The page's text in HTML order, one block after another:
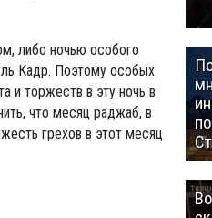
либо ночью особого
Кадр. Поэтому особых
и торжеств в эту ночь в
что месяц раджаб, в
грехов в этот месяц